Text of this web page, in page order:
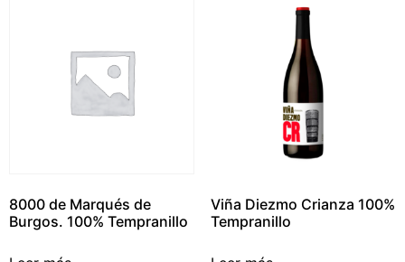
8000 de Marqués de
Burgos. 100% Tempranillo
Viña Diezmo Crianza 100%
Tempranillo